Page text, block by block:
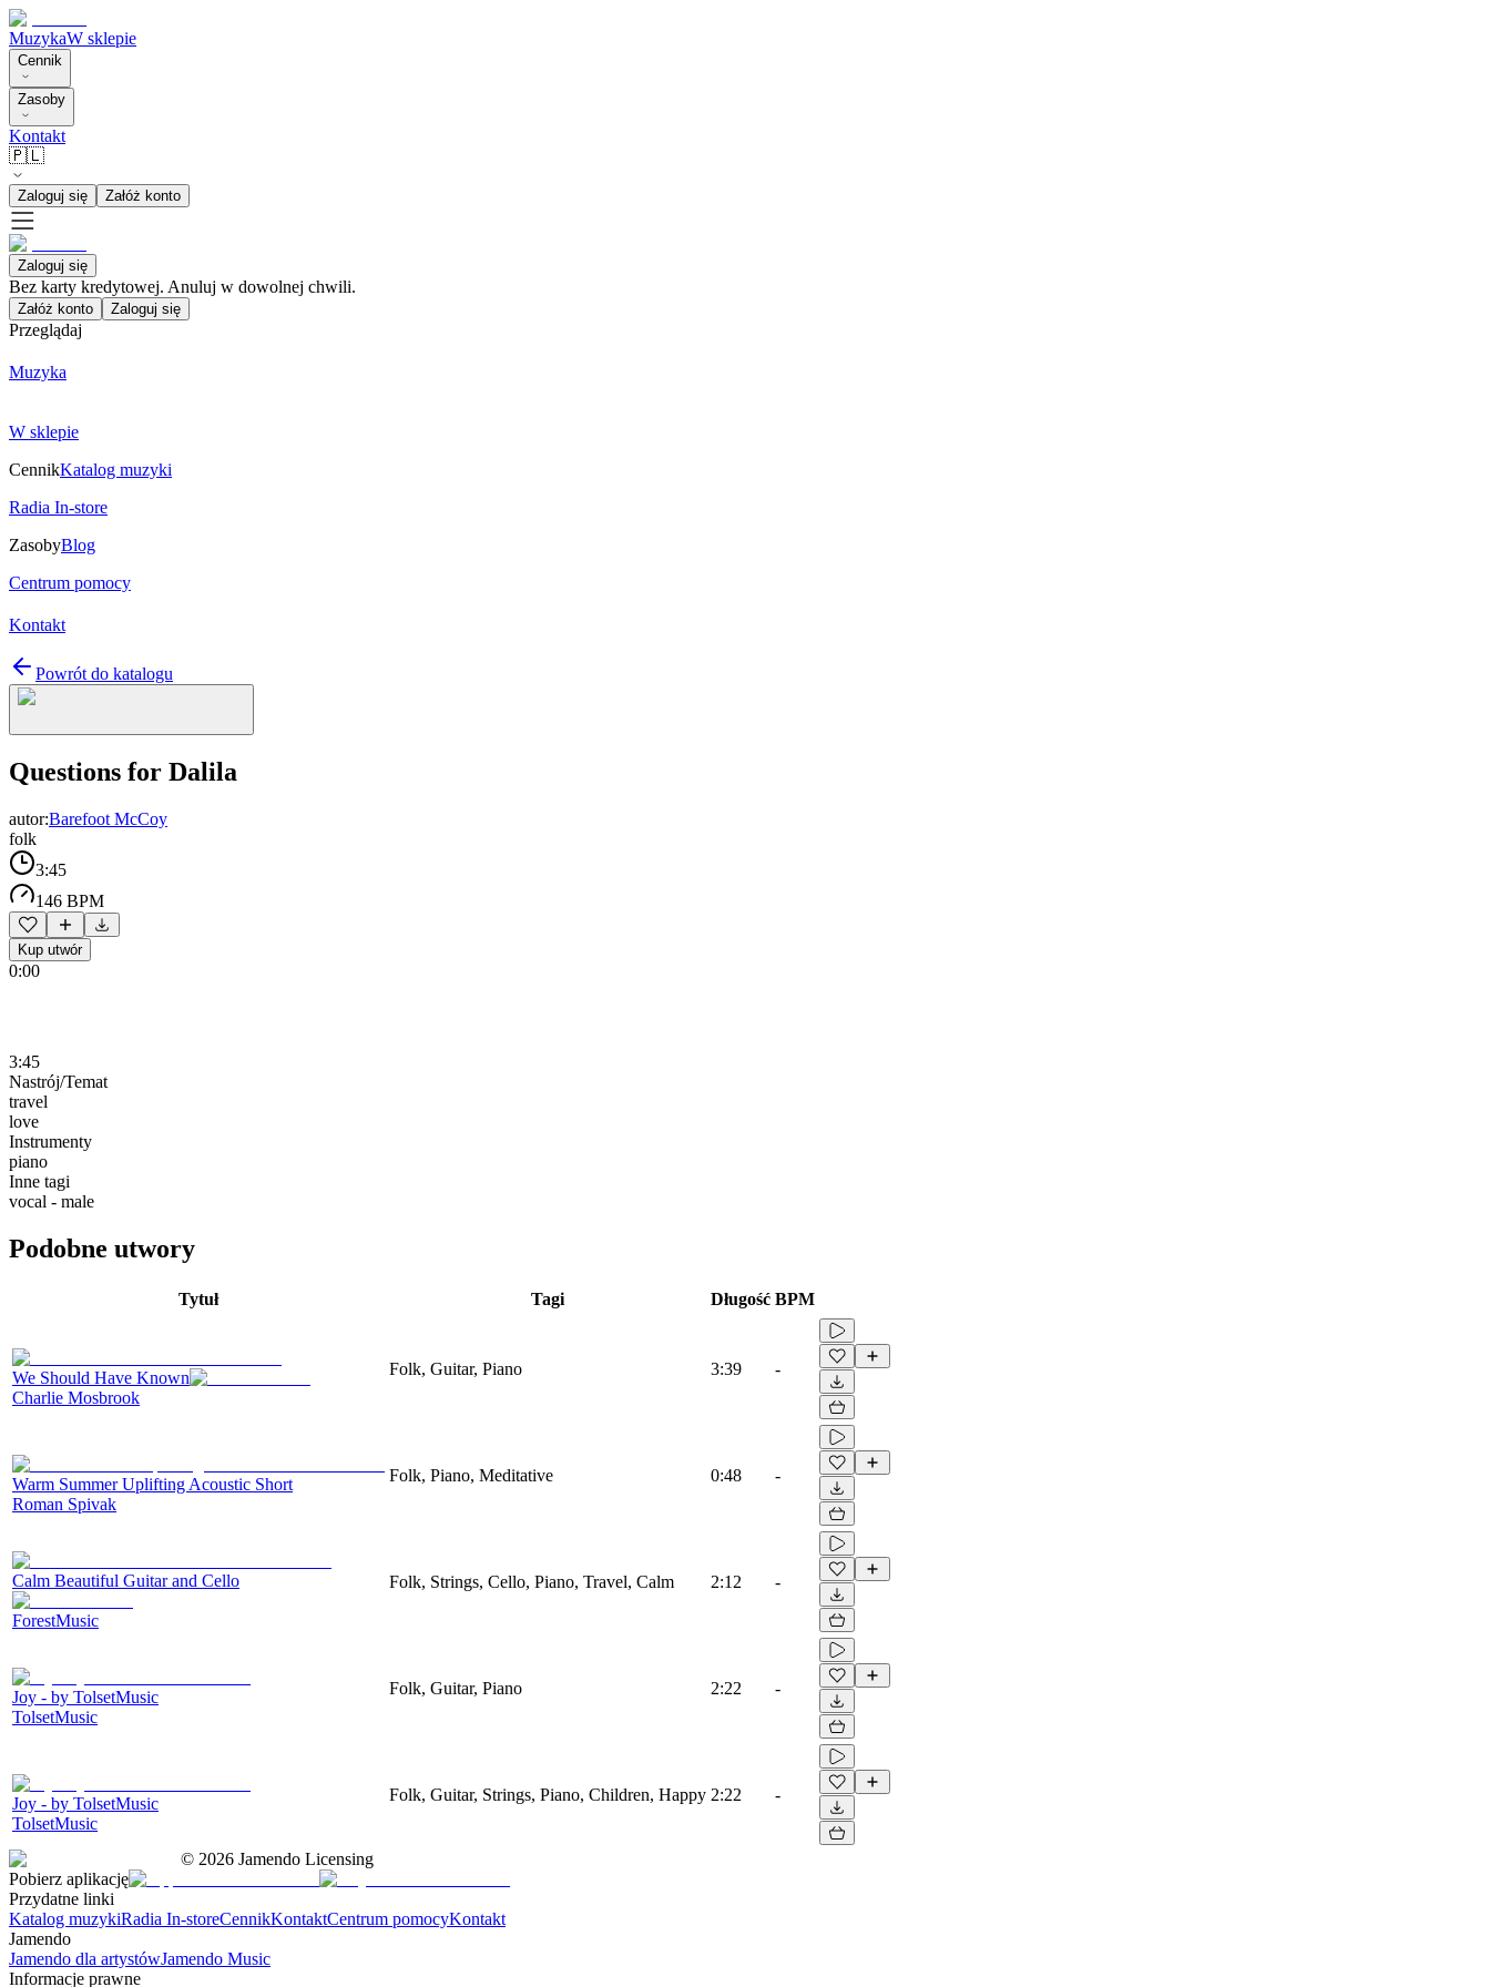
MuzykaW sklepie
Cennik
Zasoby
Kontakt
🇵🇱
Zaloguj się Załóż konto
Zaloguj się
Bez karty kredytowej. Anuluj w dowolnej chwili.
Załóż konto Zaloguj się
Przeglądaj
Muzyka
W sklepie
CennikKatalog muzyki
Radia In-store
ZasobyBlog
Centrum pomocy
Kontakt
Powrót do katalogu
Questions for Dalila
autor:Barefoot McCoy
folk
3:45
146 BPM
Kup utwór
0:00
3:45
Nastrój/Temat
travel
love
Instrumenty
piano
Inne tagi
vocal - male
Podobne utwory
Tytuł Tagi Długość BPM
We Should Have Known
Charlie Mosbrook
Folk, Guitar, Piano 3:39 -
Warm Summer Uplifting Acoustic Short
Roman Spivak
Folk, Piano, Meditative 0:48 -
Calm Beautiful Guitar and Cello
ForestMusic
Folk, Strings, Cello, Piano, Travel, Calm 2:12 -
Joy - by TolsetMusic
TolsetMusic
Folk, Guitar, Piano 2:22 -
Joy - by TolsetMusic
TolsetMusic
Folk, Guitar, Strings, Piano, Children, Happy 2:22 -
© 2026 Jamendo Licensing
Pobierz aplikację
Przydatne linki
Katalog muzykiRadia In-storeCennikKontaktCentrum pomocyKontakt
Jamendo
Jamendo dla artystówJamendo Music
Informacje prawne